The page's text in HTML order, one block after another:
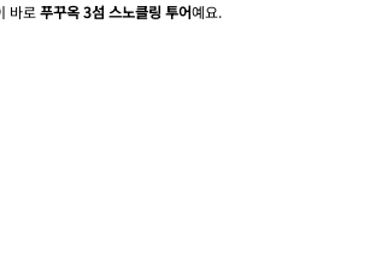
바로 푸꾸옥 3섬 스노클링 투어예요.